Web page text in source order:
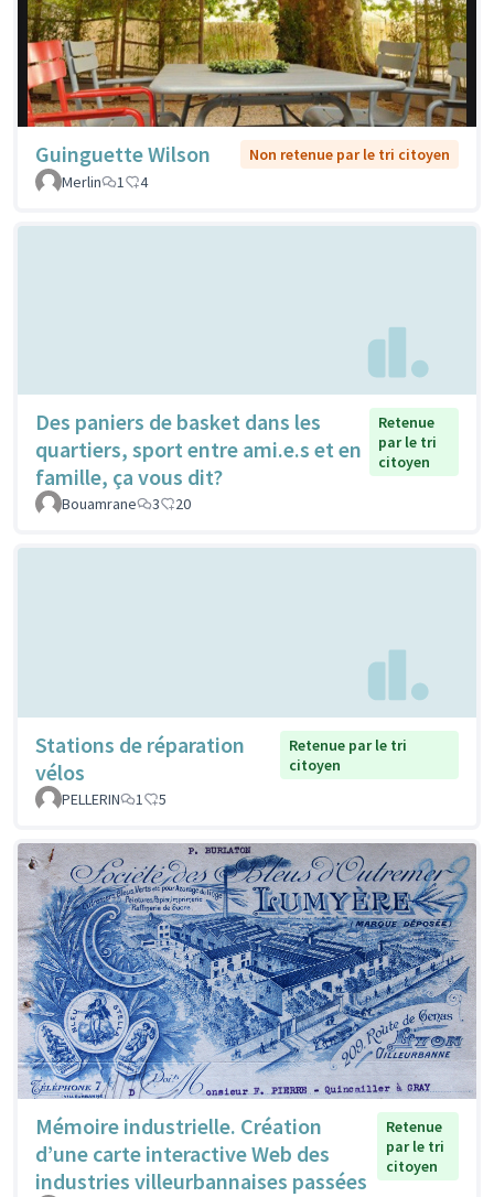
Guinguette Wilson
Non retenue par le tri citoyen
Merlin
1 4
Des paniers de basket dans les
quartiers, sport entre ami.e.s et en
famille, ça vous dit?
Retenue
par le tri
citoyen
Bouamrane 3 20
Stations de réparation
vélos
Retenue par le tri
citoyen
PELLERIN
1 5
Mémoire industrielle. Création
d’une carte interactive Web des
industries villeurbannaises passées
Retenue
par le tri
citoyen